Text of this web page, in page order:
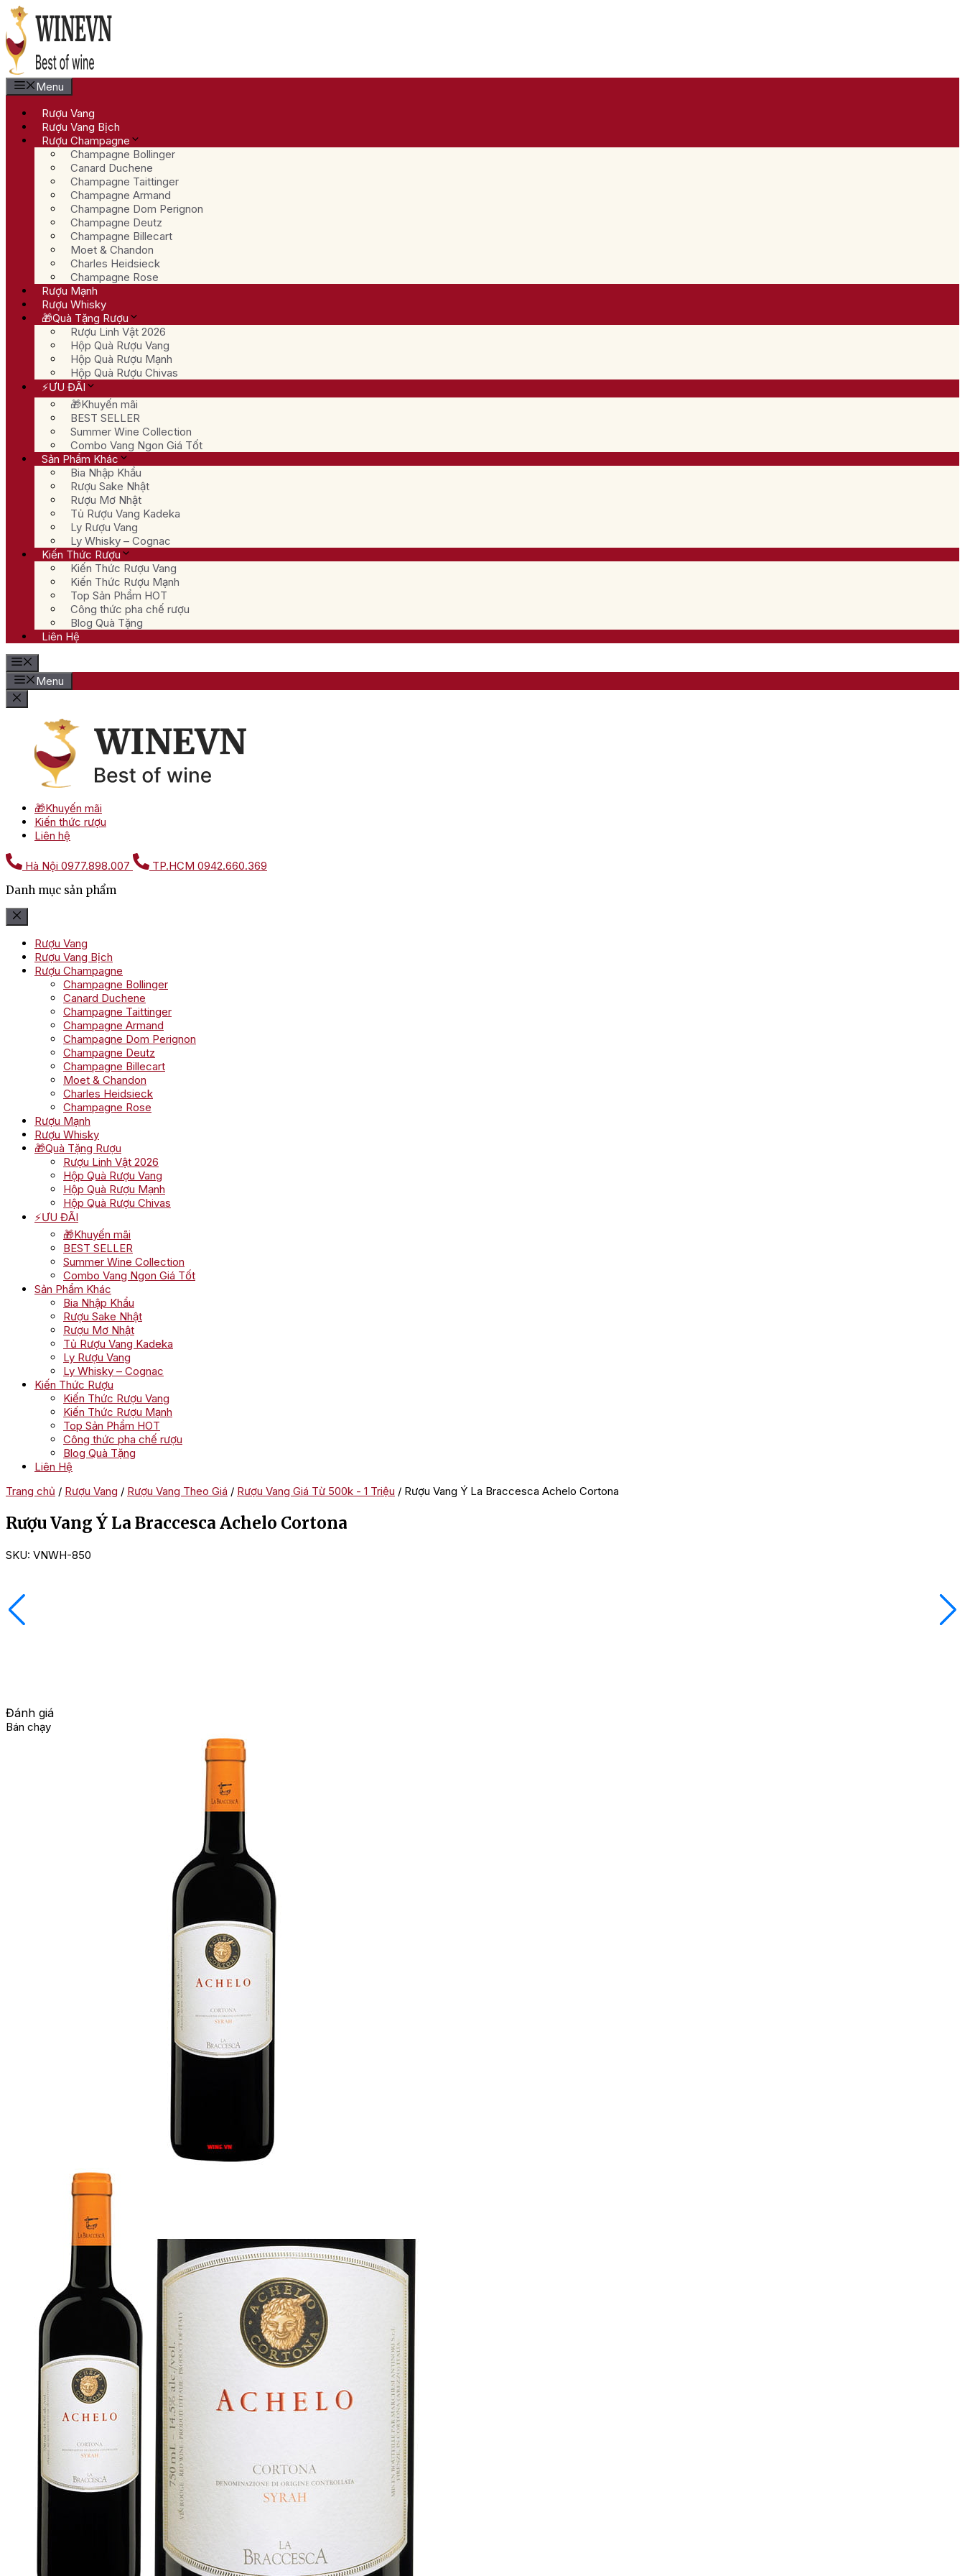
Chuyển
đến
nội
dung
Menu
Rượu Vang
Rượu Vang Bịch
Rượu Champagne
Champagne Bollinger
Canard Duchene
Champagne Taittinger
Champagne Armand
Champagne Dom Perignon
Champagne Deutz
Champagne Billecart
Moet & Chandon
Charles Heidsieck
Champagne Rose
Rượu Mạnh
Rượu Whisky
🎁Quà Tặng Rượu
Rượu Linh Vật 2026
Hộp Quà Rượu Vang
Hộp Quà Rượu Mạnh
Hộp Quà Rượu Chivas
⚡ƯU ĐÃI
🎁Khuyến mãi
BEST SELLER
Summer Wine Collection
Combo Vang Ngon Giá Tốt
Sản Phẩm Khác
Bia Nhập Khẩu
Rượu Sake Nhật
Rượu Mơ Nhật
Tủ Rượu Vang Kadeka
Ly Rượu Vang
Ly Whisky – Cognac
Kiến Thức Rượu
Kiến Thức Rượu Vang
Kiến Thức Rượu Mạnh
Top Sản Phẩm HOT
Công thức pha chế rượu
Blog Quà Tặng
Liên Hệ
Menu
🎁Khuyến mãi
Kiến thức rượu
Liên hệ
Hà Nội 0977.898.007 TP.HCM 0942.660.369
Danh mục sản phẩm
Rượu Vang
Rượu Vang Bịch
Rượu Champagne
Champagne Bollinger
Canard Duchene
Champagne Taittinger
Champagne Armand
Champagne Dom Perignon
Champagne Deutz
Champagne Billecart
Moet & Chandon
Charles Heidsieck
Champagne Rose
Rượu Mạnh
Rượu Whisky
🎁Quà Tặng Rượu
Rượu Linh Vật 2026
Hộp Quà Rượu Vang
Hộp Quà Rượu Mạnh
Hộp Quà Rượu Chivas
⚡ƯU ĐÃI
🎁Khuyến mãi
BEST SELLER
Summer Wine Collection
Combo Vang Ngon Giá Tốt
Sản Phẩm Khác
Bia Nhập Khẩu
Rượu Sake Nhật
Rượu Mơ Nhật
Tủ Rượu Vang Kadeka
Ly Rượu Vang
Ly Whisky – Cognac
Kiến Thức Rượu
Kiến Thức Rượu Vang
Kiến Thức Rượu Mạnh
Top Sản Phẩm HOT
Công thức pha chế rượu
Blog Quà Tặng
Liên Hệ
Trang chủ / Rượu Vang / Rượu Vang Theo Giá / Rượu Vang Giá Từ 500k - 1 Triệu / Rượu Vang Ý La Braccesca Achelo Cortona
Rượu Vang Ý La Braccesca Achelo Cortona
SKU: VNWH-850
Đánh giá
Bán chạy